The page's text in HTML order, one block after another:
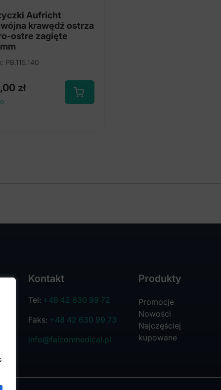
Aufricht
krawędź ostrza
ostre zagięte
PB.115.140
zł
Kontakt
Tel: +48 42 630 99 72
Faks: +48 42 630 99 73
info@falconmedical.pl
Produkty
Promocje
Nowości
Najczęściej
kupowane